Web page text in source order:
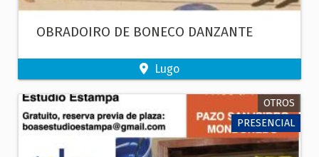
OBRADOIRO DE BONECO DANZANTE
Lugo
OTROS
PRESENCIAL